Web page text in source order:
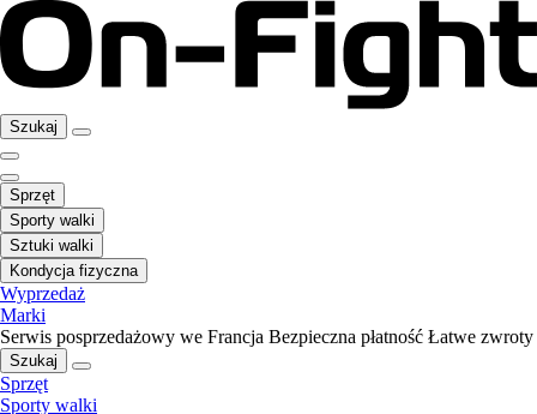
Szukaj
Sprzęt
Sporty walki
Sztuki walki
Kondycja fizyczna
Wyprzedaż
Marki
Serwis posprzedażowy we Francja Bezpieczna płatność Łatwe zwroty
Szukaj
Sprzęt
Sporty walki